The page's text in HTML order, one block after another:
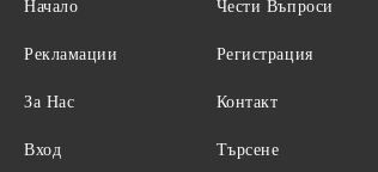
Начало
Рекламации
За Нас
Вход
Чести Въпроси
Регистрация
Контакт
Търсене